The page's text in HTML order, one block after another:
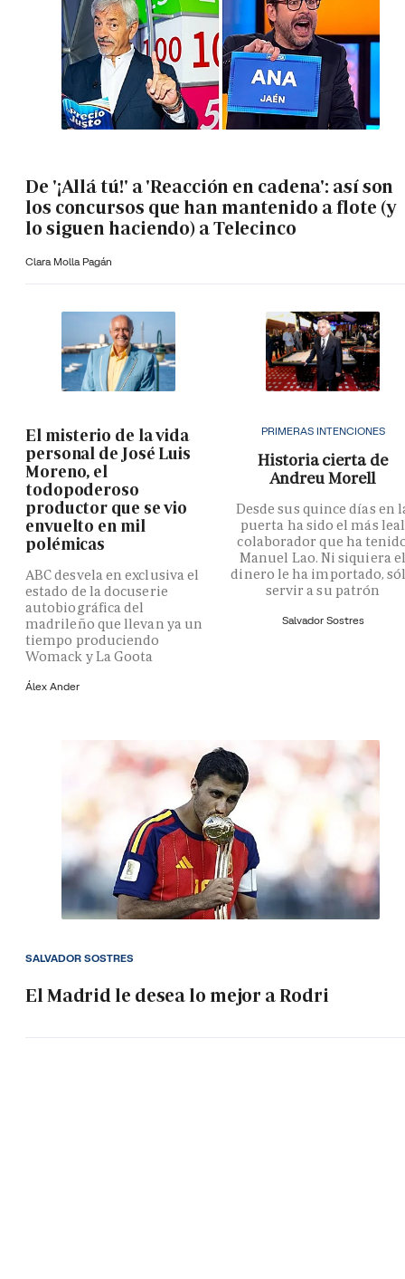
De '¡Allá tú!' a 'Reacción en cadena': así son
los concursos que han mantenido a flote (y
lo siguen haciendo) a Telecinco
Clara Molla Pagán
El misterio de la vida
personal de José Luis
Moreno, el
todopoderoso
productor que se vio
envuelto en mil
polémicas
ABC desvela en exclusiva el
estado de la docuserie
autobiográfica del
madrileño que llevan ya un
tiempo produciendo
Womack y La Goota
Álex Ander
PRIMERAS INTENCIONES
Historia cierta de
Andreu Morell
Desde sus quince días en
puerta ha sido el más leal
colaborador que ha
Manuel Lao. Ni siquiera
dinero le ha importado,
servir a su patrón
Salvador Sostres
El Madrid le desea lo mejor a Rodri
SALVADOR SOSTRES